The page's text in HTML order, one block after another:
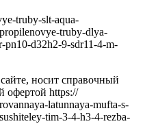
truby-slt-aqua-
truby-dlya-
pn10-d32h2-9-sdr11-4-m-
носит справочный
офертой https://
latunnaya-mufta-s-
tim-3-4-h3-4-rezba-